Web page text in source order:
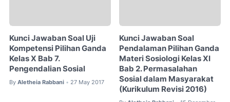
Kunci Jawaban Soal Uji
Kompetensi Pilihan Ganda
Kelas X Bab 7.
Pengendalian Sosial
By Aletheia Rabbani • 27 May 2017
Kunci Jawaban Soal
Pendalaman Pilihan Ganda
Materi Sosiologi Kelas XI
Bab 2. Permasalahan
Sosial dalam Masyarakat
(Kurikulum Revisi 2016)